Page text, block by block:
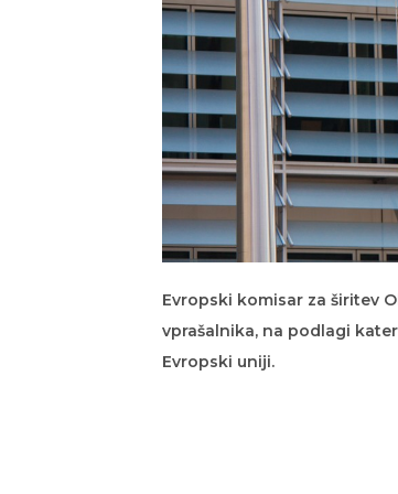
Evropski komisar za širitev
vprašalnika, na podlagi
Evropski uniji.